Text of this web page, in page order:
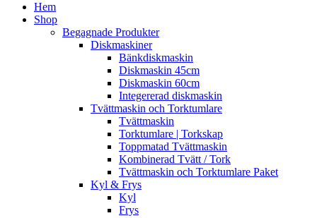
Hem
Shop
Begagnade Produkter
Diskmaskiner
Bänkdiskmaskin
Diskmaskin 45cm
Diskmaskin 60cm
Integererad diskmaskin
Tvättmaskin och Torktumlare
Tvättmaskin
Torktumlare | Torkskap
Toppmatad Tvättmaskin
Kombinerad Tvätt / Tork
Tvättmaskin och Torktumlare Paket
Kyl & Frys
Kyl
Frys